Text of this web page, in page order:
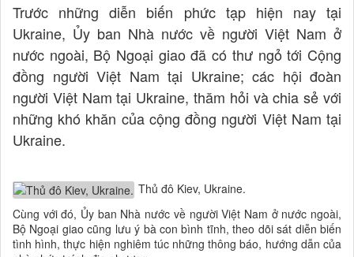
Trước những diễn biến phức tạp hiện nay tại
Ukraine, Ủy ban Nhà nước về người Việt Nam ở
nước ngoài, Bộ Ngoại giao đã có thư ngỏ tới Cộng
đồng người Việt Nam tại Ukraine; các hội đoàn
người Việt Nam tại Ukraine, thăm hỏi và chia sẻ với
những khó khăn của cộng đồng người Việt Nam tại
Ukraine.
Thủ đô Kiev, Ukraine.
Cùng với đó, Ủy ban Nhà nước về người Việt Nam ở nước ngoài,
Bộ Ngoại giao cũng lưu ý bà con bình tĩnh, theo dõi sát diễn biến
tình hình, thực hiện nghiêm túc những thông báo, hướng dẫn của